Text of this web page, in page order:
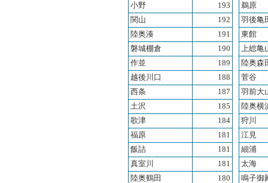
小野
193
関山
192
陸奥湊
191
磐城棚倉
190
作並
189
越後川口
188
西条
187
土沢
185
歌津
184
福原
181
飯詰
181
真室川
181
陸奥鶴田
180
鵜原
羽後亀
東館
上総亀
陸奥森
菅谷
羽前大
陸奥横
狩川
江見
細浦
太海
鳴子御